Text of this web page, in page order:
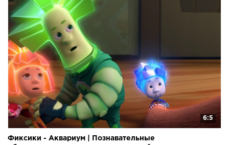
6:5
Фиксики - Аквариум | Познавательные